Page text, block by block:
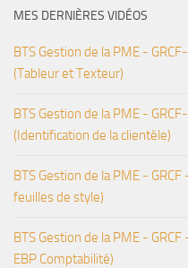
MES DERNIÈRES VIDÉOS
BTS Gestion de la PME -
(Tableur et Texteur)
BTS Gestion de la PME -
(Identification de la clientèle)
BTS Gestion de la PME -
feuilles de style)
BTS Gestion de la PME -
EBP Comptabilité)